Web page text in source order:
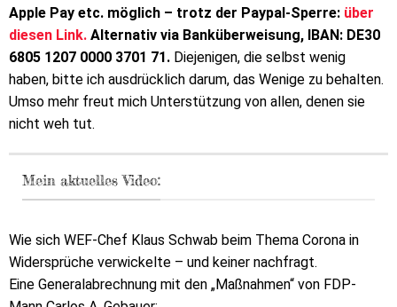
Apple Pay etc. möglich – trotz der Paypal-Sperre: über
diesen Link. Alternativ via Banküberweisung, IBAN: DE30
6805 1207 0000 3701 71. Diejenigen, die selbst wenig
haben, bitte ich ausdrücklich darum, das Wenige zu behalten.
Umso mehr freut mich Unterstützung von allen, denen sie
nicht weh tut.
Mein aktuelles Video:
Wie sich WEF-Chef Klaus Schwab beim Thema Corona in
Widersprüche verwickelte – und keiner nachfragt.
Eine Generalabrechnung mit den „Maßnahmen“ von FDP-